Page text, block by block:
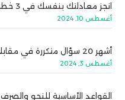
انجز معادلتك بنفسك في 3 خطوات
أغسطس 10, 2024
أشهر 20 سؤال متكررة في مقابلات المعلمين
أغسطس 3, 2024
القواعد الأساسية للنحو والصرف